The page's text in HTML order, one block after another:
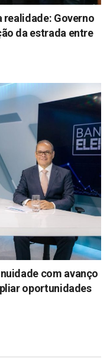
realidade: Governo
da estrada entre
com avanço
oportunidades